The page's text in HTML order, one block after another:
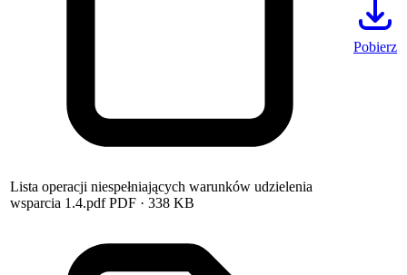
Lista operacji niespełniających warunków udzielenia
wsparcia 1.4.pdf PDF · 338 KB
Pobierz